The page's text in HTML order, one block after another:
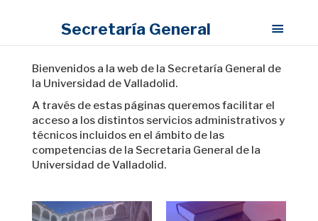
Secretaría General
Bienvenidos a la web de la Secretaría General de
la Universidad de Valladolid.
A través de estas páginas queremos facilitar el
acceso a los distintos servicios administrativos y
técnicos incluidos en el ámbito de las
competencias de la Secretaria General de la
Universidad de Valladolid.